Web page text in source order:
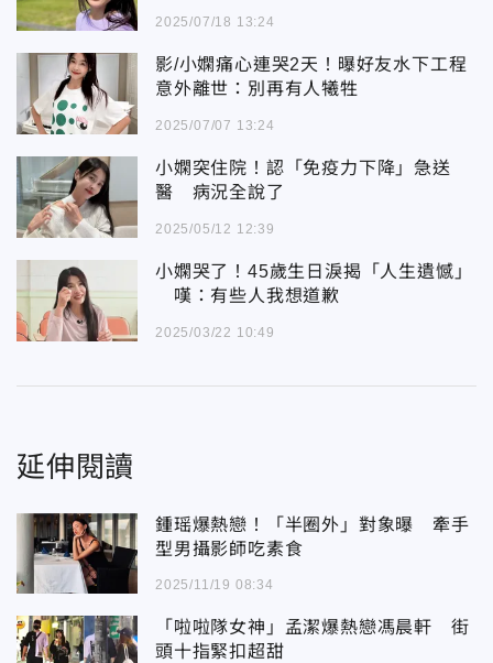
2025/07/18 13:24
影/小嫻痛心連哭2天！曝好友水下工程
意外離世：別再有人犧牲
2025/07/07 13:24
小嫻突住院！認「免疫力下降」急送
醫 病況全說了
2025/05/12 12:39
小嫻哭了！45歲生日淚揭「人生遺憾」
嘆：有些人我想道歉
2025/03/22 10:49
延伸閱讀
鍾瑶爆熱戀！「半圈外」對象曝 牽手
型男攝影師吃素食
2025/11/19 08:34
「啦啦隊女神」孟潔爆熱戀馮晨軒 街
頭十指緊扣超甜